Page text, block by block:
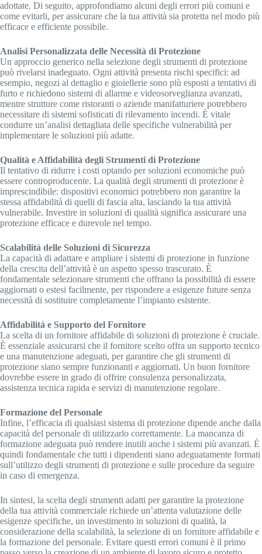
adottate. Di seguito, approfondiamo alcuni degli errori più comuni e
come evitarli, per assicurare che la tua attività sia protetta nel modo più
efficace e efficiente possibile.
Analisi Personalizzata delle Necessità di Protezione
Un approccio generico nella selezione degli strumenti di protezione
può rivelarsi inadeguato. Ogni attività presenta rischi specifici: ad
esempio, negozi al dettaglio e gioiellerie sono più esposti a tentativi di
furto e richiedono sistemi di allarme e videosorveglianza avanzati,
mentre strutture come ristoranti o aziende manifatturiere potrebbero
necessitare di sistemi sofisticati di rilevamento incendi. È vitale
condurre un’analisi dettagliata delle specifiche vulnerabilità per
implementare le soluzioni più adatte.
Qualità e Affidabilità degli Strumenti di Protezione
Il tentativo di ridurre i costi optando per soluzioni economiche può
essere controproducente. La qualità degli strumenti di protezione è
imprescindibile: dispositivi economici potrebbero non garantire la
stessa affidabilità di quelli di fascia alta, lasciando la tua attività
vulnerabile. Investire in soluzioni di qualità significa assicurare una
protezione efficace e durevole nel tempo.
Scalabilità delle Soluzioni di Sicurezza
La capacità di adattare e ampliare i sistemi di protezione in funzione
della crescita dell’attività è un aspetto spesso trascurato. È
fondamentale selezionare strumenti che offrano la possibilità di essere
aggiornati o estesi facilmente, per rispondere a esigenze future senza
necessità di sostituire completamente l’impianto esistente.
Affidabilità e Supporto del Fornitore
La scelta di un fornitore affidabile di soluzioni di protezione è cruciale.
È essenziale assicurarsi che il fornitore scelto offra un supporto tecnico
e una manutenzione adeguati, per garantire che gli strumenti di
protezione siano sempre funzionanti e aggiornati. Un buon fornitore
dovrebbe essere in grado di offrire consulenza personalizzata,
assistenza tecnica rapida e servizi di manutenzione regolare.
Formazione del Personale
Infine, l’efficacia di qualsiasi sistema di protezione dipende anche dalla
capacità del personale di utilizzarlo correttamente. La mancanza di
formazione adeguata può rendere inutili anche i sistemi più avanzati. È
quindi fondamentale che tutti i dipendenti siano adeguatamente formati
sull’utilizzo degli strumenti di protezione e sulle procedure da seguire
in caso di emergenza.
In sintesi, la scelta degli strumenti adatti per garantire la protezione
della tua attività commerciale richiede un’attenta valutazione delle
esigenze specifiche, un investimento in soluzioni di qualità, la
considerazione della scalabilità, la selezione di un fornitore affidabile e
la formazione del personale. Evitare questi errori comuni è il primo